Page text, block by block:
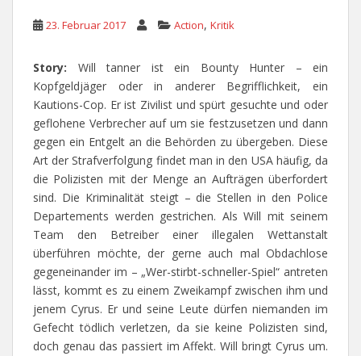
23. Februar 2017 Action, Kritik
Story: Will tanner ist ein Bounty Hunter – ein
Kopfgeldjäger oder in anderer Begrifflichkeit, ein
Kautions-Cop. Er ist Zivilist und spürt gesuchte und oder
geflohene Verbrecher auf um sie festzusetzen und dann
gegen ein Entgelt an die Behörden zu übergeben. Diese
Art der Strafverfolgung findet man in den USA häufig, da
die Polizisten mit der Menge an Aufträgen überfordert
sind. Die Kriminalität steigt – die Stellen in den Police
Departements werden gestrichen. Als Will mit seinem
Team den Betreiber einer illegalen Wettanstalt
überführen möchte, der gerne auch mal Obdachlose
gegeneinander im – „Wer-stirbt-schneller-Spiel“ antreten
lässt, kommt es zu einem Zweikampf zwischen ihm und
jenem Cyrus. Er und seine Leute dürfen niemanden im
Gefecht tödlich verletzen, da sie keine Polizisten sind,
doch genau das passiert im Affekt. Will bringt Cyrus um.